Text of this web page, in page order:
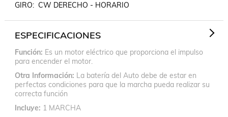
GIRO:  CW DERECHO - HORARIO
ESPECIFICACIONES
Función Es un motor eléctrico que proporciona el impulso
para encender el motor.
Otra Información La batería del Auto debe de estar en
perfectas condiciones para que la marcha pueda realizar su
correcta función
Incluye
1 MARCHA